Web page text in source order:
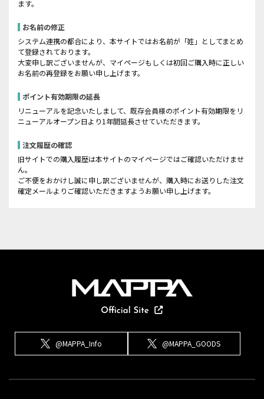
ます。
お名前の修正
システム連携の都合により、本サイトではお名前が「姓」としてまとめ
て登録されております。
大変申し訳ございませんが、マイページもしくは初回ご購入時に正しい
お名前の再登録をお願い申し上げます。
ポイント有効期限の延長
リニューアルを記念いたしまして、既存会員様のポイント有効期限をリ
ニューアルオープン日より1年間延長させていただきます。
注文履歴の確認
旧サイトでの購入履歴は本サイトのマイページではご確認いただけませ
ん。
ご不便をおかけし誠に申し訳ございませんが、購入時にお送りした注文
確定メールよりご確認いただきますようお願い申し上げます。
@MAPPA_Info @MAPPA_GOODS